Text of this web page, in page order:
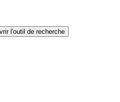
l'outil de recherche